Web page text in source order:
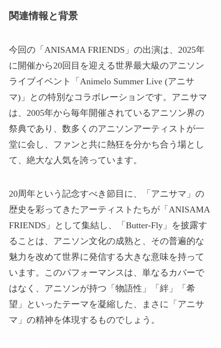
関連情報と背景
今回の「ANISAMA FRIENDS」の出演は、2025年
に開催から20回目を迎える世界最大級のアニソン
ライブイベント「Animelo Summer Live (アニサ
マ)」との特別なコラボレーションです。アニサマ
は、2005年から毎年開催されているアニソン界の
祭典であり、数多くのアニソンアーティストが一
堂に会し、ファンと共に熱狂を分かち合う場とし
て、絶大な人気を誇っています。
20周年という記念すべき節目に、「アニサマ」の
歴史を彩ってきたアーティストたちが「ANISAMA
FRIENDS」として集結し、「Butter-Fly」を披露す
ることは、アニソン文化の成熟と、その普遍的な
魅力を改めて世界に発信する大きな意味を持って
います。このパフォーマンスは、単なるカバーで
はなく、アニソンが持つ「物語性」「絆」「希
望」といったテーマを凝縮した、まさに「アニサ
マ」の精神を体現するものでしょう。